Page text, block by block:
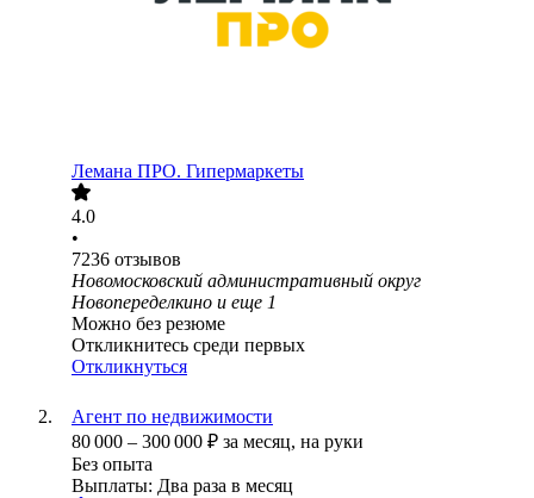
Лемана ПРО. Гипермаркеты
4.0
•
7236 отзывов
Новомосковский административный округ
Новопеределкино и еще 1
Можно без резюме
Откликнитесь среди первых
Откликнуться
Агент по недвижимости
80 000 – 300 000 ₽ за месяц, на руки
Без опыта
Выплаты: Два раза в месяц